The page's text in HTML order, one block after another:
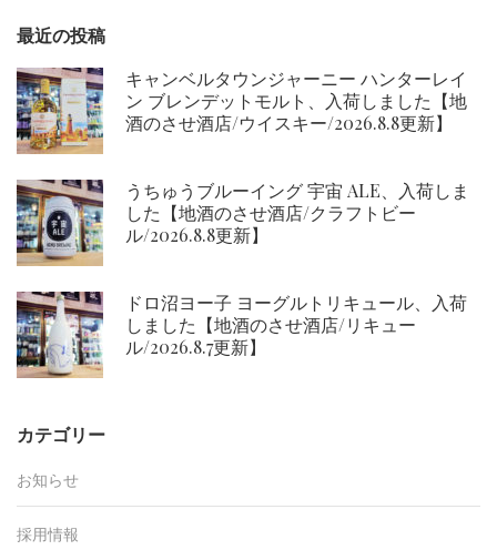
最近の投稿
キャンベルタウンジャーニー ハンターレイ
ン ブレンデットモルト、入荷しました【地
酒のさせ酒店/ウイスキー/2026.8.8更新】
うちゅうブルーイング 宇宙 ALE、入荷しま
した【地酒のさせ酒店/クラフトビー
ル/2026.8.8更新】
ドロ沼ヨー子 ヨーグルトリキュール、入荷
しました【地酒のさせ酒店/リキュー
ル/2026.8.7更新】
カテゴリー
お知らせ
採用情報